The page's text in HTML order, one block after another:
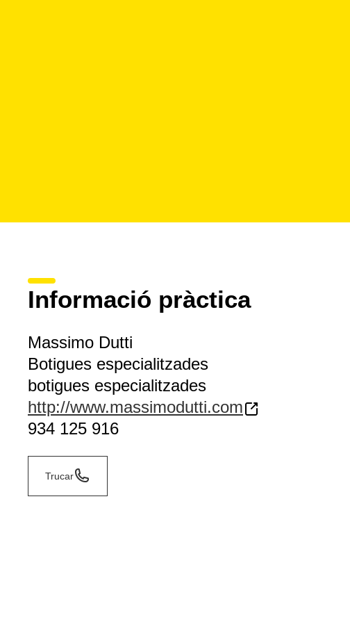
Informació pràctica
Massimo Dutti
Botigues especialitzades
botigues especialitzades
http://www.massimodutti.com
934 125 916
Trucar